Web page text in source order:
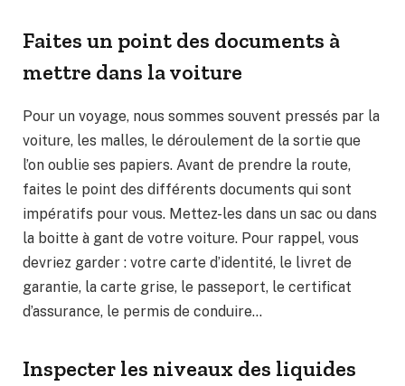
Faites un point des documents à
mettre dans la voiture
Pour un voyage, nous sommes souvent pressés par la
voiture, les malles, le déroulement de la sortie que
l’on oublie ses papiers. Avant de prendre la route,
faites le point des différents documents qui sont
impératifs pour vous. Mettez-les dans un sac ou dans
la boitte à gant de votre voiture. Pour rappel, vous
devriez garder : votre carte d’identité, le livret de
garantie, la carte grise, le passeport, le certificat
d’assurance, le permis de conduire…
Inspecter les niveaux des liquides